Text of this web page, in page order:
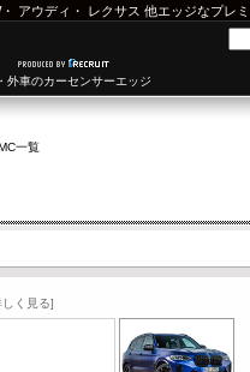
・ アウディ ・ レクサス 他エッジなプレ
外車のカーセンサーエッジ
一覧
く見る]